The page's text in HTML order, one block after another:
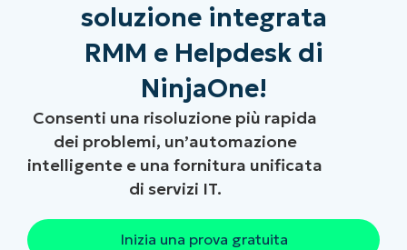
soluzione integrata
RMM e Helpdesk di
NinjaOne!
Consenti una risoluzione più rapida
dei problemi, un’automazione
intelligente e una fornitura unificata
di servizi IT.
Inizia una prova gratuita